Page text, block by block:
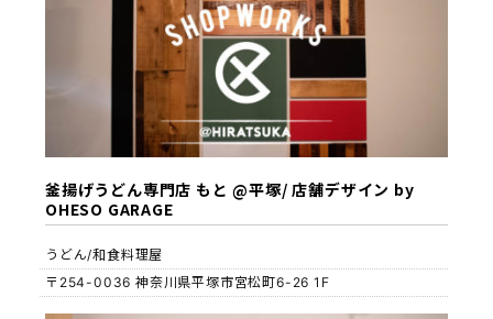
釜揚げうどん専門店 もと @平塚/ 店舗デザイン by
OHESO GARAGE
うどん/和食料理屋
〒254-0036 神奈川県平塚市宮松町6-26 1F